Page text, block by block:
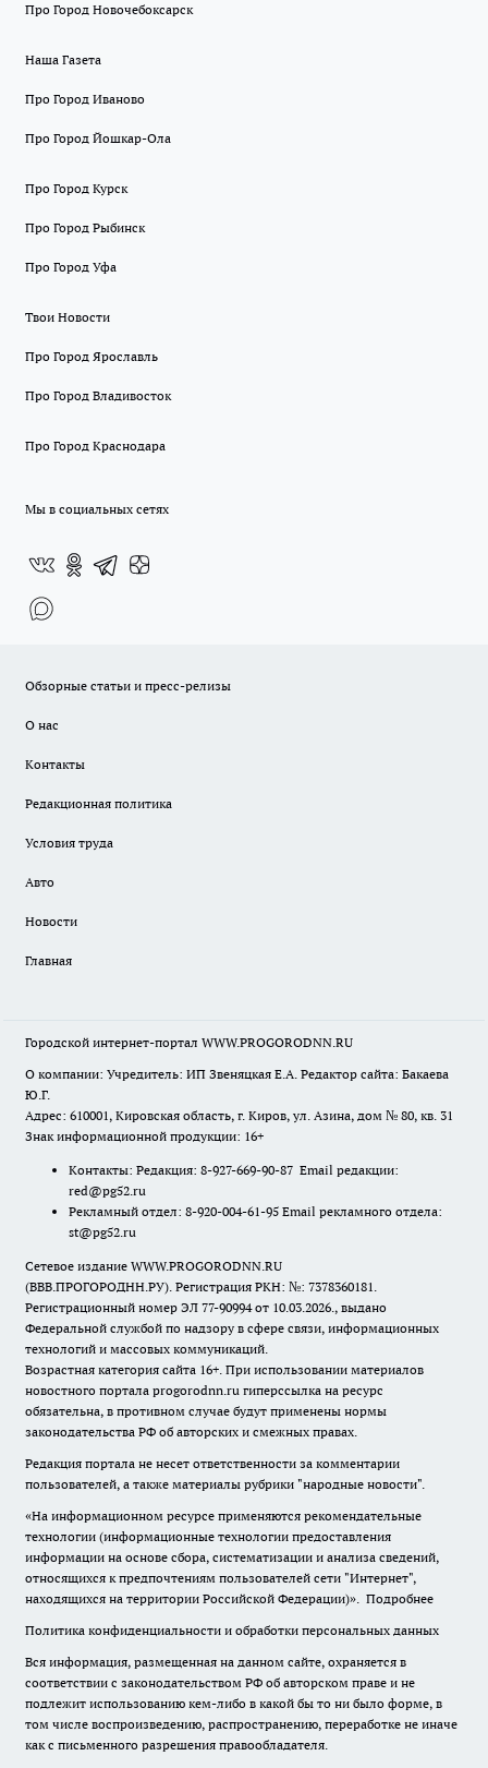
Про Город Новочебоксарск
Наша Газета
Про Город Иваново
Про Город Йошкар-Ола
Про Город Курск
Про Город Рыбинск
Про Город Уфа
Твои Новости
Про Город Ярославль
Про Город Владивосток
Про Город Краснодара
Мы в социальных сетях
Обзорные статьи и пресс-релизы
О нас
Контакты
Редакционная политика
Условия труда
Авто
Новости
Главная
Городской интернет-портал WWW.PROGORODNN.RU
О компании: Учредитель: ИП Звеняцкая Е.А. Редактор сайта: Бакаева
Ю.Г.
Адрес: 610001, Кировская область, г. Киров, ул. Азина, дом № 80, кв. 31
Знак информационной продукции: 16+
Контакты: Редакция: 8-927-669-90-87 Email редакции:
red@pg52.ru
Рекламный отдел: 8-920-004-61-95 Email рекламного отдела:
st@pg52.ru
Сетевое издание WWW.PROGORODNN.RU
(ВВВ.ПРОГОРОДНН.РУ). Регистрация РКН: №: 7378360181.
Регистрационный номер ЭЛ 77-90994 от 10.03.2026., выдано
Федеральной службой по надзору в сфере связи, информационных
технологий и массовых коммуникаций.
Возрастная категория сайта 16+. При использовании материалов
новостного портала progorodnn.ru гиперссылка на ресурс
обязательна, в противном случае будут применены нормы
законодательства РФ об авторских и смежных правах.
Редакция портала не несет ответственности за комментарии
пользователей, а также материалы рубрики "народные новости".
«На информационном ресурсе применяются рекомендательные
технологии (информационные технологии предоставления
информации на основе сбора, систематизации и анализа сведений,
относящихся к предпочтениям пользователей сети "Интернет",
находящихся на территории Российской Федерации)». Подробнее
Политика конфиденциальности и обработки персональных данных
Вся информация, размещенная на данном сайте, охраняется в
соответствии с законодательством РФ об авторском праве и не
подлежит использованию кем-либо в какой бы то ни было форме, в
том числе воспроизведению, распространению, переработке не иначе
как с письменного разрешения правообладателя.